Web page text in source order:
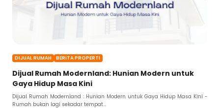
DIJUAL RUMAH BERITA PROPERTI
Dijual Rumah Modernland: Hunian Modern untuk
Gaya Hidup Masa Kini
Dijual Rumah Modernland : Hunian Modern untuk Gaya Hidup Masa Kini -
Rumah bukan lagi sekadar tempat...